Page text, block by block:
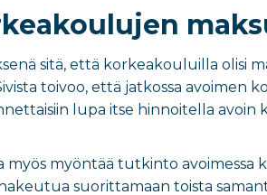
sitä, että korkeakouluilla
toivoo, että jatkossa
lupa itse hinnoitella avoin
myös myöntää tutkinto
suorittamaan toista